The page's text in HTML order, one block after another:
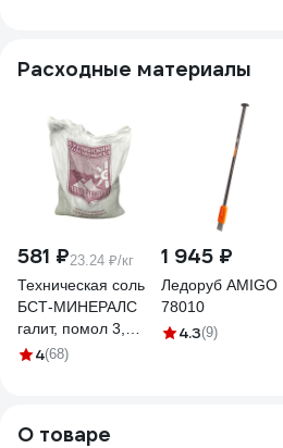
Расходные материалы
581 ₽23.24 ₽/кг
Техническая соль
БСТ-МИНЕРАЛС
галит, помол 3,
первый сорт, 25 кг
4(68)
1 945 ₽
Ледоруб AMIGO
78010
4.3(9)
О товаре